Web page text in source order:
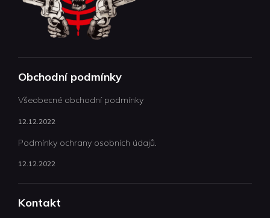
Obchodní podmínky
Všeobecné obchodní podmínky
12.12.2022
Podmínky ochrany osobních údajů.
12.12.2022
Kontakt